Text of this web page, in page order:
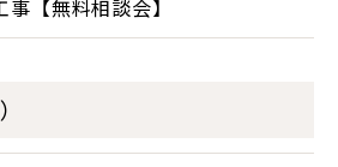
【無料相談会】